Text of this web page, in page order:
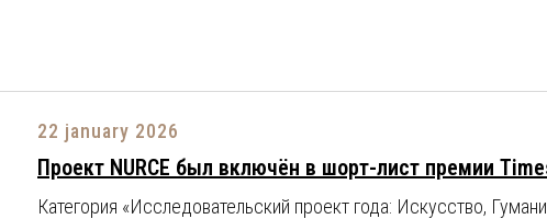
22 january 2026
Проект NURCE был включён в шорт-лист премии
Категория «Исследовательский проект года: Искусство,